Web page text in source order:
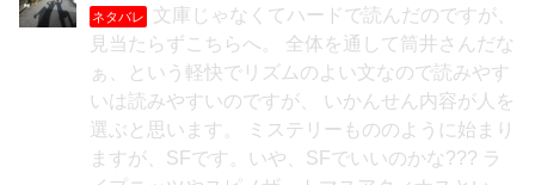
ネタバレ
文庫じゃなくてハードで読んだのですが、
見当たらずこちらへ。 全体を通して筒井さんだな
ぁ、という軽快でリズムのよい文なので読みやす
いは読みやすいのですが、 いかんせん内容が人を
選ぶと思います。 ミステリーもののように始まり
ますが、SFです。いや、SFでいいのかな??? ラ